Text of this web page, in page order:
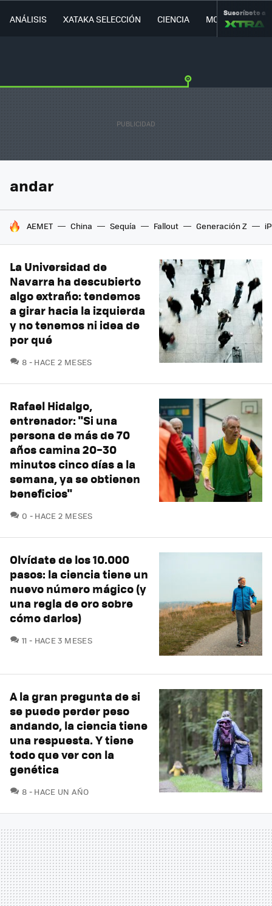
ANÁLISIS XATAKA SELECCIÓN CIENCIA MOVILIDAD
Suscríbete a
andar
HOY SE HABLA DE
AEMET China Sequía Fallout Generación Z
La Universidad de
Navarra ha descubierto
algo extraño: tendemos
a girar hacia la izquierda
y no tenemos ni idea de
por qué
8 COMENTARIOS
HACE 2 MESES
Rafael Hidalgo,
entrenador: "Si una
persona de más de 70
años camina 20–30
minutos cinco días a la
semana, ya se obtienen
beneficios"
0 COMENTARIOS
HACE 2 MESES
Olvídate de los 10.000
pasos: la ciencia tiene un
nuevo número mágico (y
una regla de oro sobre
cómo darlos)
11 COMENTARIOS
HACE 3 MESES
A la gran pregunta de si
se puede perder peso
andando, la ciencia tiene
una respuesta. Y tiene
todo que ver con la
genética
8 COMENTARIOS
HACE UN AÑO